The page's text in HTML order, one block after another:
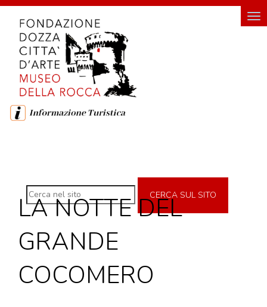
FONDAZIONE
FONDAZIONE DOZZA CITTÀ D'ARTE
SOSTENITORI DELLA FONDAZIONE
MUSEO DELLA ROCCA
GEMELLO DIGITALE MUSEO
VISITE GUIDATE
CERCA SUL SITO
LA NOTTE DEL
GRANDE
COCOMERO